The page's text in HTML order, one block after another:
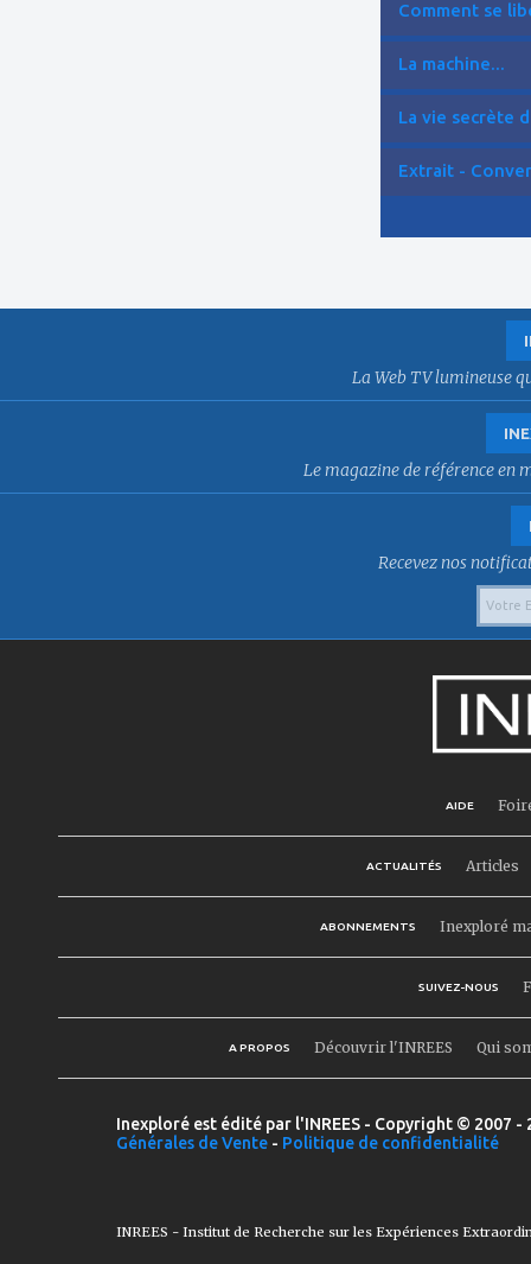
Comment se
La machine...
La vie secrète
Extrait -
La Web TV lumineuse
Le magazine de référence en
Recevez nos
AIDE
ACTUALITÉS Articles
ABONNEMENTS Inexploré
SUIVEZ-NOUS
A PROPOS Découvrir l'INREES Qui
Inexploré est édité par l'INREES - Copyright © 2007
Générales de Vente - Politique de confidentialité
INREES - Institut de Recherche sur les Expériences